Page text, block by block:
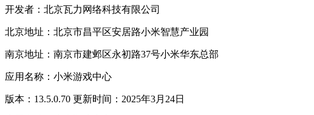
开发者：北京瓦力网络科技有限公司
北京地址：北京市昌平区安居路小米智慧产业园
南京地址：南京市建邺区永初路37号小米华东总部
应用名称：小米游戏中心
版本：13.5.0.70 更新时间：2025年3月24日